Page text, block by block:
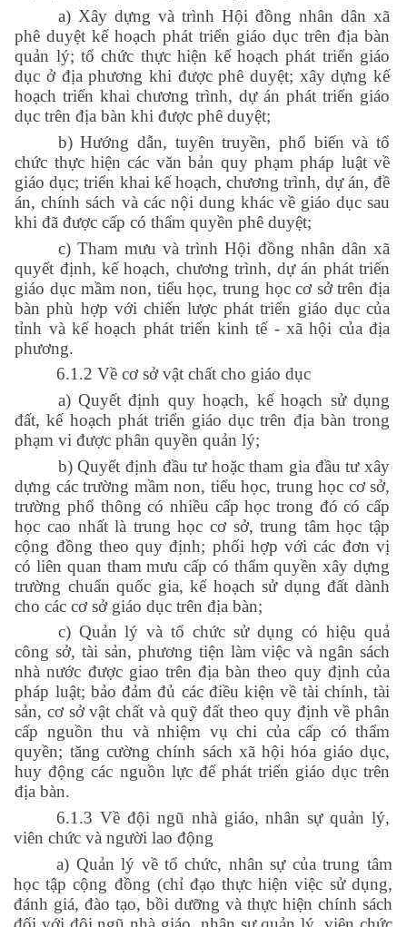
a) Xây dựng và trình Hội đồng nhân dân xã
phê duyệt kế hoạch phát triển giáo dục trên địa bàn
quản lý; tổ chức thực hiện kế hoạch phát triển giáo
dục ở địa phương khi được phê duyệt; xây dựng kế
hoạch triển khai chương trình, dự án phát triển giáo
dục trên địa bàn khi được phê duyệt;
b) Hướng dẫn, tuyên truyền, phổ biến và tổ
chức thực hiện các văn bản quy phạm pháp luật về
giáo dục; triển khai kế hoạch, chương trình, dự án, đề
án, chính sách và các nội dung khác về giáo dục sau
khi đã được cấp có thẩm quyền phê duyệt;
c) Tham mưu và trình Hội đồng nhân dân xã
quyết định, kế hoạch, chương trình, dự án phát triến
giáo dục mầm non, tiểu học, trung học cơ sở trên địa
bàn phù hợp với chiến lược phát triển giáo dục của
tỉnh và kế hoạch phát triển kinh tế - xã hội của địa
phương.
6.1.2 Về cơ sở vật chất cho giáo dục
a) Quyết định quy hoạch, kế hoạch sử dụng
đất, kế hoạch phát triển giáo dục trên địa bàn trong
phạm vi được phân quyền quản lý;
b) Quyết định đầu tư hoặc tham gia đầu tư xây
dựng các trường mầm non, tiểu học, trung học cơ sở,
trường phổ thông có nhiều cấp học trong đó có cấp
học cao nhất là trung học cơ sở, trung tâm học tập
cộng đồng theo quy định; phối hợp với các đơn vị
có liên quan tham mưu cấp có thẩm quyền xây dựng
trường chuẩn quốc gia, kế hoạch sử dụng đất dành
cho các cơ sở giáo dục trên địa bàn;
c) Quản lý và tổ chức sử dụng có hiệu quả
công sở, tài sản, phương tiện làm việc và ngân sách
nhà nước được giao trên địa bàn theo quy định của
pháp luật; bảo đảm đủ các điều kiện về tài chính, tài
sản, cơ sở vật chất và quỹ đất theo quy định về phân
cấp nguồn thu và nhiệm vụ chi của cấp có thẩm
quyền; tăng cường chính sách xã hội hóa giáo dục,
huy động các nguồn lực để phát triển giáo dục trên
địa bàn.
6.1.3 Về đội ngũ nhà giáo, nhân sự quản lý,
viên chức và người lao động
a) Quản lý về tổ chức, nhân sự của trung tâm
học tập cộng đồng (chỉ đạo thực hiện việc sử dụng,
đánh giá, đào tạo, bồi dưỡng và thực hiện chính sách